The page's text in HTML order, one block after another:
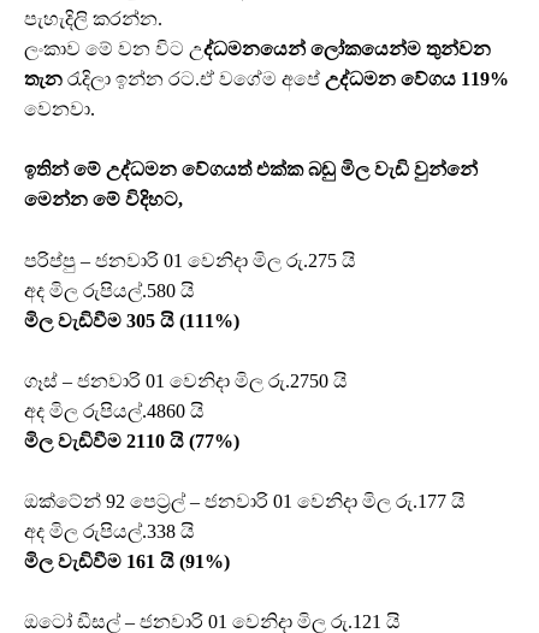
පැහැදිලි කරන්න.
ලංකාව මේ වන විට උද්ධමනයෙන් ලෝකයෙන්ම තුන්වන
තැන රැදිලා ඉන්න රට.ඒ වගේම අපේ උද්ධමන වේගය 119%
වෙනවා.
ඉතින් මේ උද්ධමන වේගයත් එක්ක බඩු මිල වැඩි වුන්නේ
මෙන්න මේ විදිහට,
පරිප්පු – ජනවාරි 01 වෙනිදා මිල රු.275 යි
අද මිල රුපියල්.580 යි
මිල වැඩිවීම 305 යි (111%)
ගෑස් – ජනවාරි 01 වෙනිදා මිල රු.2750 යි
අද මිල රුපියල්.4860 යි
මිල වැඩිවීම 2110 යි (77%)
ඔක්ටේන් 92 පෙට්‍රල් – ජනවාරි 01 වෙනිදා මිල රු.177 යි
අද මිල රුපියල්.338 යි
මිල වැඩිවීම 161 යි (91%)
ඔටෝ ඩීසල් – ජනවාරි 01 වෙනිදා මිල රු.121 යි